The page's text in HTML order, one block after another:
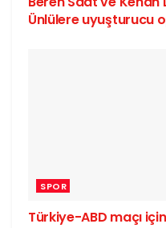
Ünlülere uyuşturucu
SPOR
Türkiye-ABD maçı